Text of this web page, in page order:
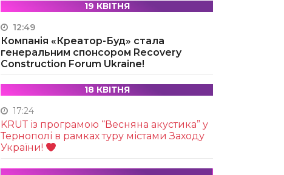
19 КВІТНЯ
12:49
Компанія «Креатор-Буд» стала
генеральним спонсором Recovery
Construction Forum Ukraine!
18 КВІТНЯ
17:24
KRUТ із програмою “Весняна акустика” у
Тернополі в рамках туру містами Заходу
України!